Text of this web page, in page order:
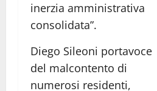
inerzia amministrativa
consolidata”.
Diego Sileoni portavoce
del malcontento di
numerosi residenti,